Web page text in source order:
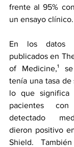
frente al 95%
un ensayo clínico.
En los datos
publicados en
of Medicine,¹
tenía una tasa de
lo que significa
pacientes
detectado
dieron positivo
Shield.